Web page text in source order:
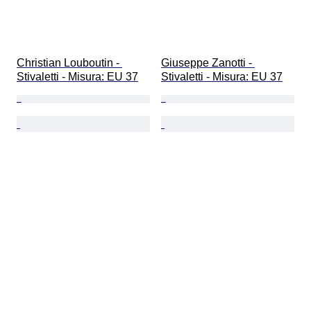
Christian Louboutin -
Stivaletti - Misura: EU 37
Giuseppe Zanotti -
Stivaletti - Misura: EU 37